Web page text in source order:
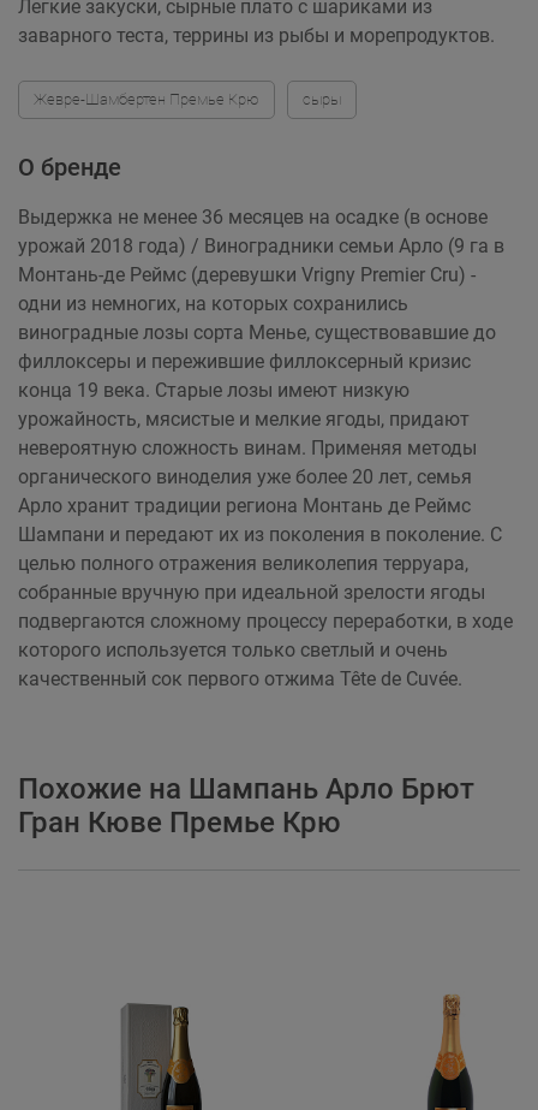
Легкие закуски, сырные плато с шариками из
заварного теста, террины из рыбы и морепродуктов.
Жевре-Шамбертен Премье Крю сыры
О бренде
Выдержка не менее 36 месяцев на осадке (в основе
урожай 2018 года) / Виноградники семьи Арло (9 га в
Монтань-де Реймс (деревушки Vrigny Premier Cru) -
одни из немногих, на которых сохранились
виноградные лозы сорта Менье, существовавшие до
филлоксеры и пережившие филлоксерный кризис
конца 19 века. Старые лозы имеют низкую
урожайность, мясистые и мелкие ягоды, придают
невероятную сложность винам. Применяя методы
органического виноделия уже более 20 лет, семья
Арло хранит традиции региона Монтань де Реймс
Шампани и передают их из поколения в поколение. C
целью полного отражения великолепия терруара,
cобранные вручную при идеальной зрелости ягоды
подвергаются сложному процессу переработки, в ходе
которого используется только светлый и очень
качественный сок первого отжима Tête de Cuvée.
Похожие на Шампань Арло Брют
Гран Кюве Премье Крю